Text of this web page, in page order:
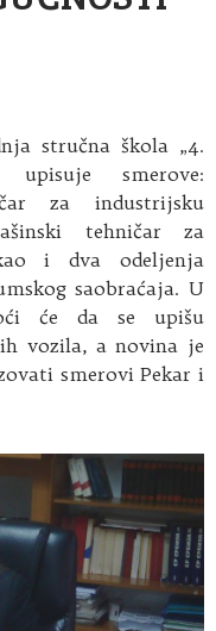
stručna škola „4.
smerove:
za industrijsku
tehničar za
i dva odeljenja
saobraćaja. U
će da se upišu
vozila, a novina je
smerovi Pekar i